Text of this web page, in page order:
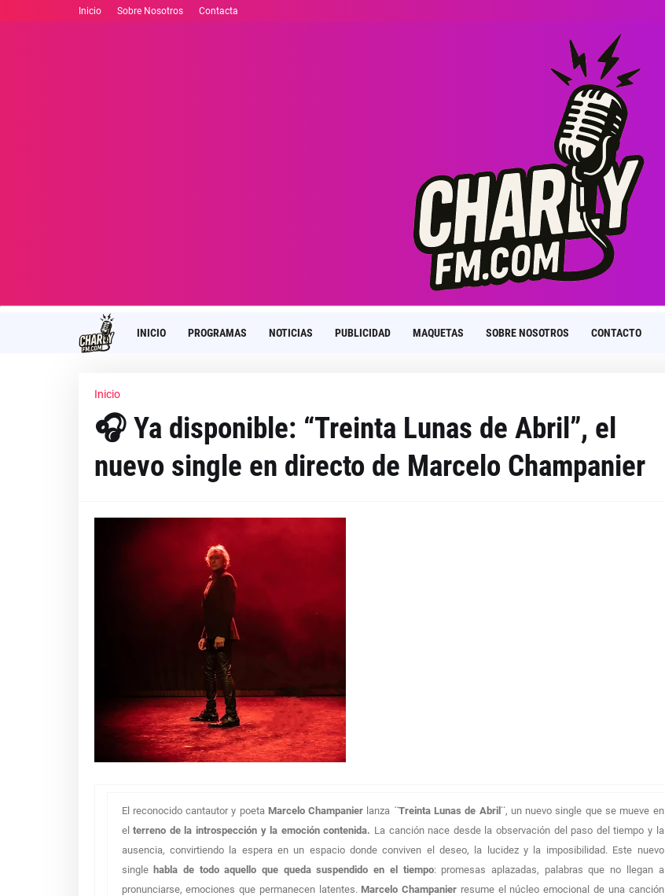
Inicio Sobre Nosotros Contacta
INICIO PROGRAMAS NOTICIAS PUBLICIDAD MAQUETAS SOBRE NOSOTROS CONTACTO
Inicio
🎧 Ya disponible: “Treinta Lunas de Abril”, el
nuevo single en directo de Marcelo Champanier
El reconocido cantautor y poeta Marcelo Champanier lanza ¨Treinta Lunas de Abril¨, un nuevo single que se mueve en
elterreno de la introspección y la emoción contenida. La canción nace desde la observación del paso del tiempo y la
ausencia, convirtiendo la espera en un espacio donde conviven el deseo, la lucidez y la imposibilidad. Este nuevo
single habla de todo aquello que queda suspendido en el tiempo: promesas aplazadas, palabras que no llegan a
pronunciarse, emociones que permanecen latentes.Marcelo Champanier resume el núcleo emocional de una canción